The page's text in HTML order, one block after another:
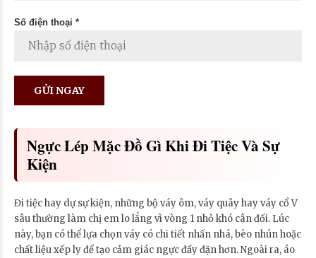
Số điện thoại *
Ngực Lép Mặc Đồ Gì Khi Đi Tiệc Và Sự
Kiện
Đi tiệc hay dự sự kiện, những bộ váy ôm, váy quây hay váy cổ V
sâu thường làm chị em lo lắng vì vòng 1 nhỏ khó cân đối. Lúc
này, bạn có thể lựa chọn váy có chi tiết nhấn nhá, bèo nhún hoặc
chất liệu xếp ly để tạo cảm giác ngực đầy đặn hơn. Ngoài ra, áo